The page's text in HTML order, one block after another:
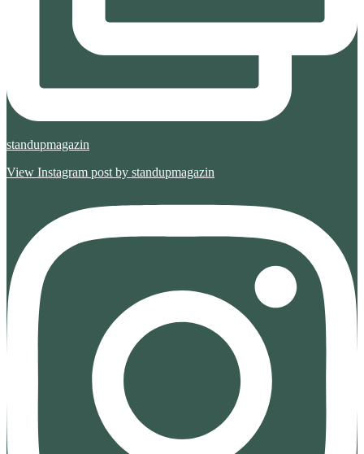
standupmagazin
View Instagram post by standupmagazin